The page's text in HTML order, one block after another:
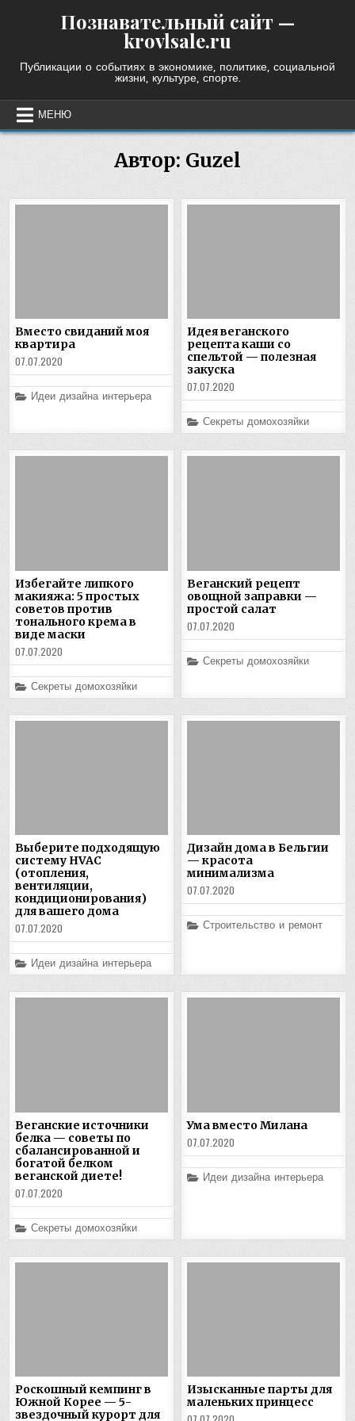
Познавательный сайт —
krovlsale.ru
Публикации о событиях в экономике, политике, социальной
жизни, культуре, спорте.
МЕНЮ
Автор: Guzel
Вместо свиданий моя
квартира
07.07.2020
Posted
in
Идеи дизайна интерьера
Идея веганского
рецепта каши со
спельтой — полезная
закуска
07.07.2020
Posted
in
Секреты домохозяйки
Избегайте липкого
макияжа: 5 простых
советов против
тонального крема в
виде маски
07.07.2020
Posted
in
Секреты домохозяйки
Веганский рецепт
овощной заправки —
простой салат
07.07.2020
Posted
Секреты домохозяйки
Выберите подходящую
систему HVAC
(отопления,
вентиляции,
кондиционирования)
для вашего дома
07.07.2020
Posted
in
Идеи дизайна интерьера
Дизайн дома в Бельгии
— красота
минимализма
07.07.2020
Posted
Строительство и ремонт
Веганские источники
белка — советы по
сбалансированной и
богатой белком
веганской диете!
07.07.2020
Posted
in
Секреты домохозяйки
Ума вместо Милана
07.07.2020
Posted
in
Идеи дизайна интерьера
Роскошный кемпинг в
Южной Корее — 5-
звездочный курорт для
Изысканные парты для
маленьких принцесс